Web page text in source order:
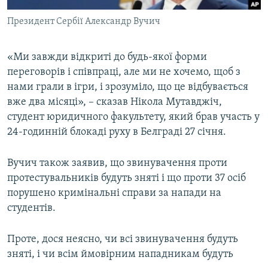
Президент Сербії Александр Вучич
«Ми завжди відкриті до будь-якої форми
переговорів і співпраці, але ми не хочемо, щоб з
нами грали в ігри, і зрозуміло, що це відбувається
вже два місяці», – сказав Нікола Мутавджіч,
студент юридичного факультету, який брав участь у
24-годинній блокаді руху в Белграді 27 січня.
Вучич також заявив, що звинувачення проти
протестувальників будуть зняті і що проти 37 осіб
порушено кримінальні справи за напади на
студентів.
Проте, дося неясно, чи всі звинувачення будуть
зняті, і чи всім ймовірним нападникам будуть